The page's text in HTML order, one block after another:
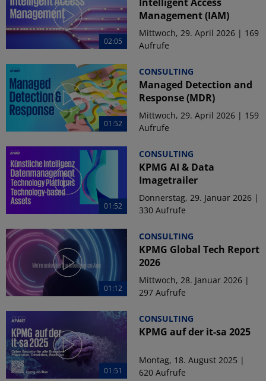
02:05
Management (IAM)
Mittwoch, 29. April 2026 | 169
Aufrufe
01:52
CONSULTING
Managed Detection and
Response (MDR)
Mittwoch, 29. April 2026 | 159
Aufrufe
01:52
CONSULTING
KPMG AI & Data
Imagetrailer
Donnerstag, 29. Januar 2026 |
330 Aufrufe
01:12
CONSULTING
KPMG Global Tech Report
2026
Mittwoch, 28. Januar 2026 |
297 Aufrufe
01:51
CONSULTING
KPMG auf der it-sa 2025
Montag, 18. August 2025 |
620 Aufrufe